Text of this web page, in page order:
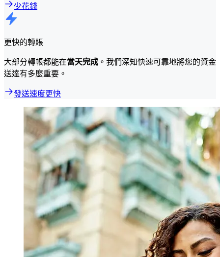
少花錢
更快的轉賬
大部分轉帳都能在當天完成 。我們深知快速可靠地將您的資金
送達有多麼重要。
發送速度更快